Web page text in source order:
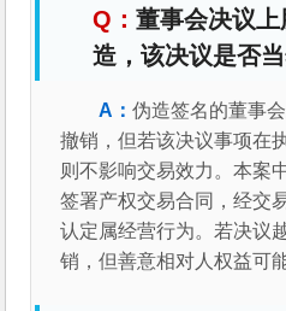
董事会决议
造，该决议是否
伪造签名的董事
撤销，但若该决议事项在
则不影响交易效力。本案
签署产权交易合同，经交
认定属经营行为。若决议
销，但善意相对人权益可